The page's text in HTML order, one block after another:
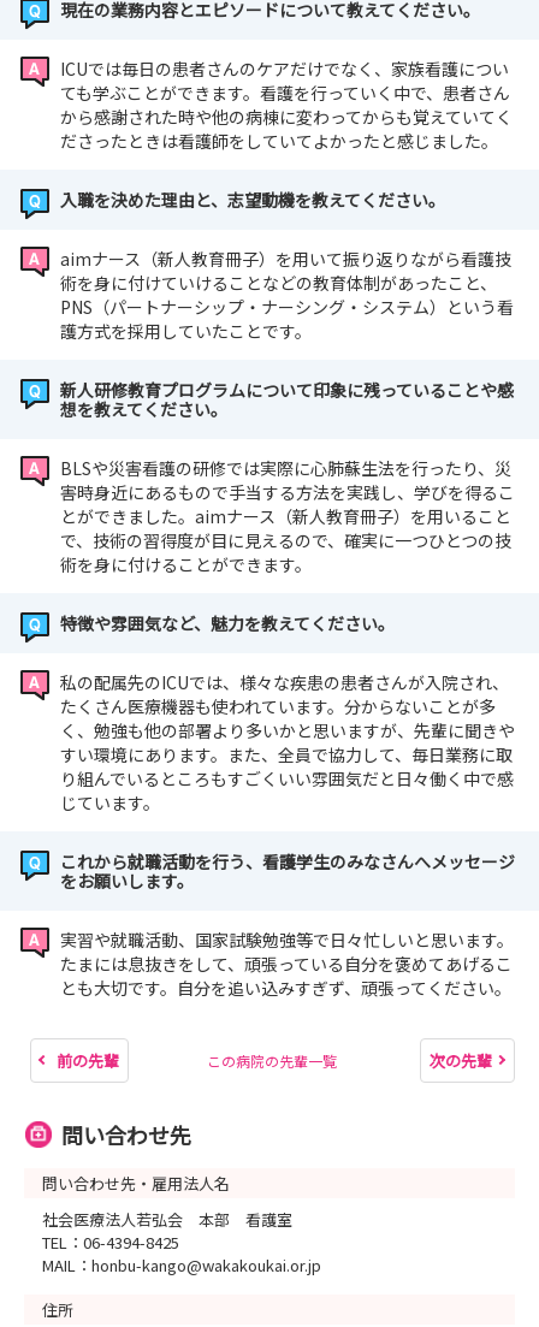
現在の業務内容とエピソードについて教えてください。
ICUでは毎日の患者さんのケアだけでなく、家族看護につい
ても学ぶことができます。看護を行っていく中で、患者さん
から感謝された時や他の病棟に変わってからも覚えていてく
ださったときは看護師をしていてよかったと感じました。
入職を決めた理由と、志望動機を教えてください。
aimナース（新人教育冊子）を用いて振り返りながら看護技
術を身に付けていけることなどの教育体制があったこと、
PNS（パートナーシップ・ナーシング・システム）という看
護方式を採用していたことです。
新人研修教育プログラムについて印象に残っていることや感
想を教えてください。
BLSや災害看護の研修では実際に心肺蘇生法を行ったり、災
害時身近にあるもので手当する方法を実践し、学びを得るこ
とができました。aimナース（新人教育冊子）を用いること
で、技術の習得度が目に見えるので、確実に一つひとつの技
術を身に付けることができます。
特徴や雰囲気など、魅力を教えてください。
私の配属先のICUでは、様々な疾患の患者さんが入院され、
たくさん医療機器も使われています。分からないことが多
く、勉強も他の部署より多いかと思いますが、先輩に聞きや
すい環境にあります。また、全員で協力して、毎日業務に取
り組んでいるところもすごくいい雰囲気だと日々働く中で感
じています。
これから就職活動を行う、看護学生のみなさんへメッセージ
をお願いします。
実習や就職活動、国家試験勉強等で日々忙しいと思います。
たまには息抜きをして、頑張っている自分を褒めてあげるこ
とも大切です。自分を追い込みすぎず、頑張ってください。
前の先輩 この病院の先輩一覧 次の先輩
問い合わせ先
問い合わせ先・雇用法人名
社会医療法人若弘会 本部 看護室
TEL：06-4394-8425
MAIL：honbu-kango@wakakoukai.or.jp
住所